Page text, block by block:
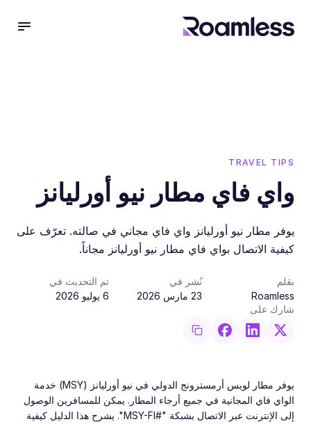
TRAVEL TIPS
واي فاي مطار نيو أورليانز
يوفر مطار نيو أورليانز واي فاي مجاني في صالته. تعرّف على
كيفية الاتصال بواي فاي مطار نيو أورليانز مجاناً.
بقلم
Roamless
نُشر في
23 مارس 2026
تم التحديث في
6 يوليو 2026
شارك على
يوفر مطار لويس أرمسترونج الدولي في نيو أورليانز (MSY) خدمة
الواي فاي المجانية في جميع أرجاء المطار. يمكن للمسافرين الوصول
إلى الإنترنت عبر الاتصال بشبكة "#MSY-FI". يشرح هذا الدليل كيفية